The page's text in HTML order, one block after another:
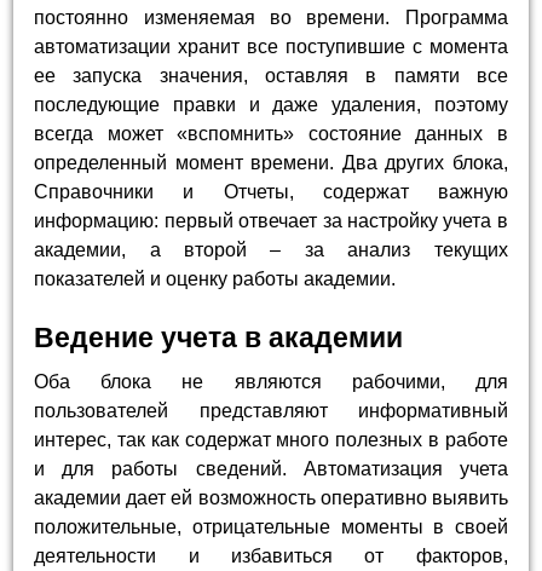
постоянно изменяемая во времени. Программа
автоматизации хранит все поступившие с момента
ее запуска значения, оставляя в памяти все
последующие правки и даже удаления, поэтому
всегда может «вспомнить» состояние данных в
определенный момент времени. Два других блока,
Справочники и Отчеты, содержат важную
информацию: первый отвечает за настройку учета в
академии, а второй – за анализ текущих
показателей и оценку работы академии.
Ведение учета в академии
Оба блока не являются рабочими, для
пользователей представляют информативный
интерес, так как содержат много полезных в работе
и для работы сведений. Автоматизация учета
академии дает ей возможность оперативно выявить
положительные, отрицательные моменты в своей
деятельности и избавиться от факторов,